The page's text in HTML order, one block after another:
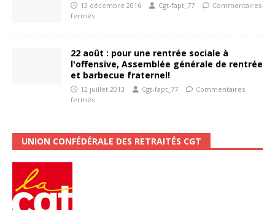
13 décembre 2016 Cgt-fapt_77
Commentaires
fermés
22 août : pour une rentrée sociale à
l'offensive, Assemblée générale de rentrée
et barbecue fraternel!
12 juillet 2013 Cgt-fapt_77
Commentaires
fermés
UNION CONFÉDÉRALE DES RETRAITÉS CGT